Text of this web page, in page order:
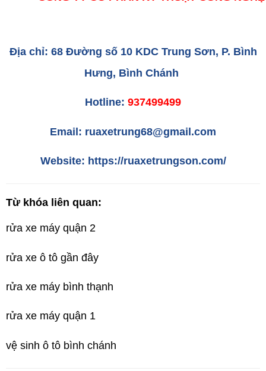
Địa chỉ: 68 Đường số 10 KDC Trung Sơn, P. Bình
Hưng, Bình Chánh
Hotline: 937499499
Email: ruaxetrung68@gmail.com
Website: https://ruaxetrungson.com/
Từ khóa liên quan:
rửa xe máy quận 2
rửa xe ô tô gần đây
rửa xe máy bình thạnh
rửa xe máy quận 1
vệ sinh ô tô bình chánh